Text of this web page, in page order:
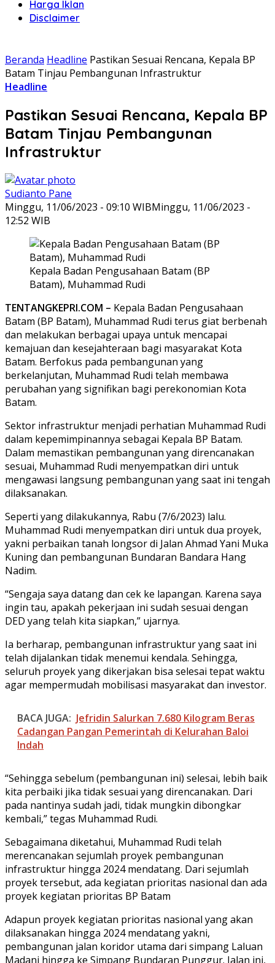
Harga Iklan
Disclaimer
Beranda Headline Pastikan Sesuai Rencana, Kepala BP
Batam Tinjau Pembangunan Infrastruktur
Headline
Pastikan Sesuai Rencana, Kepala BP
Batam Tinjau Pembangunan
Infrastruktur
Sudianto Pane
Minggu, 11/06/2023 - 09:10 WIBMinggu, 11/06/2023 -
12:52 WIB
Kepala Badan Pengusahaan Batam (BP
Batam), Muhammad Rudi
TENTANGKEPRI.COM – Kepala Badan Pengusahaan
Batam (BP Batam), Muhammad Rudi terus giat berbenah
dan melakukan berbagai upaya untuk mencapai
kemajuan dan kesejahteraan bagi masyarakat Kota
Batam. Berfokus pada pembangunan yang
berkelanjutan, Muhammad Rudi telah membawa
perubahan yang signifikan bagi perekonomian Kota
Batam.
Sektor infrastruktur menjadi perhatian Muhammad Rudi
dalam kepemimpinannya sebagai Kepala BP Batam.
Dalam memastikan pembangunan yang direncanakan
sesuai, Muhammad Rudi menyempatkan diri untuk
mengawasi langsung pembangunan yang saat ini tengah
dilaksanakan.
Seperti yang dilakukannya, Rabu (7/6/2023) lalu.
Muhammad Rudi menyempatkan diri untuk dua proyek,
yakni perbaikan tanah longsor di Jalan Ahmad Yani Muka
Kuning dan pembangunan Bundaran Bandara Hang
Nadim.
“Sengaja saya datang dan cek ke lapangan. Karena saya
ingin tau, apakah pekerjaan ini sudah sesuai dengan
DED yang telah kita siapkan,” ujarnya.
Ia berharap, pembangunan infrastruktur yang saat ini
telah dijalankan tidak menemui kendala. Sehingga,
seluruh proyek yang dikerjakan bisa selesai tepat waktu
agar mempermudah mobilisasi masyarakat dan investor.
BACA JUGA: Jefridin Salurkan 7.680 Kilogram Beras
Cadangan Pangan Pemerintah di Kelurahan Baloi
Indah
“Sehingga sebelum (pembangunan ini) selesai, lebih baik
kita perbaiki jika tidak sesuai yang direncanakan. Dari
pada nantinya sudah jadi, tidak mungkin dibongkar
kembali,” tegas Muhammad Rudi.
Sebagaimana diketahui, Muhammad Rudi telah
merencanakan sejumlah proyek pembangunan
infrastruktur hingga 2024 mendatang. Dari sejumlah
proyek tersebut, ada kegiatan prioritas nasional dan ada
proyek kegiatan prioritas BP Batam
Adapun proyek kegiatan prioritas nasional yang akan
dilaksanakan hingga 2024 mendatang yakni,
pembangunan jalan koridor utama dari simpang Laluan
Madani hingga ke Simpang Bundaran Punggur. Jalan ini,